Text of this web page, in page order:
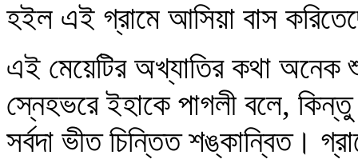
হইল এই গ্রামে আসিয়া বাস
এই মেয়েটির অখ্যাতির কথা অনেক
স্নেহভরে ইহাকে পাগলী বলে, কিন্তু
সর্বদা ভীত চিন্তিত শঙ্কান্বিত।